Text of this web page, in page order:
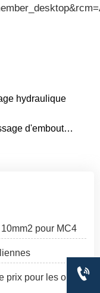
hydraulique
d'embouts de fil
pour MC4
prix pour les outils